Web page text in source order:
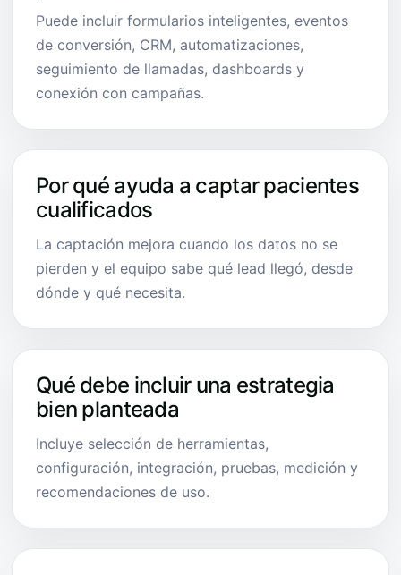
Puede incluir formularios inteligentes, eventos
de conversión, CRM, automatizaciones,
seguimiento de llamadas, dashboards y
conexión con campañas.
Por qué ayuda a captar pacientes
cualificados
La captación mejora cuando los datos no se
pierden y el equipo sabe qué lead llegó, desde
dónde y qué necesita.
Qué debe incluir una estrategia
bien planteada
Incluye selección de herramientas,
configuración, integración, pruebas, medición y
recomendaciones de uso.